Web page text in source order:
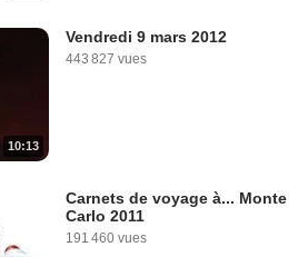
10:13
Vendredi 9 mars 2012
443 827 vues
Carnets de voyage à... Monte
Carlo 2011
191 460 vues